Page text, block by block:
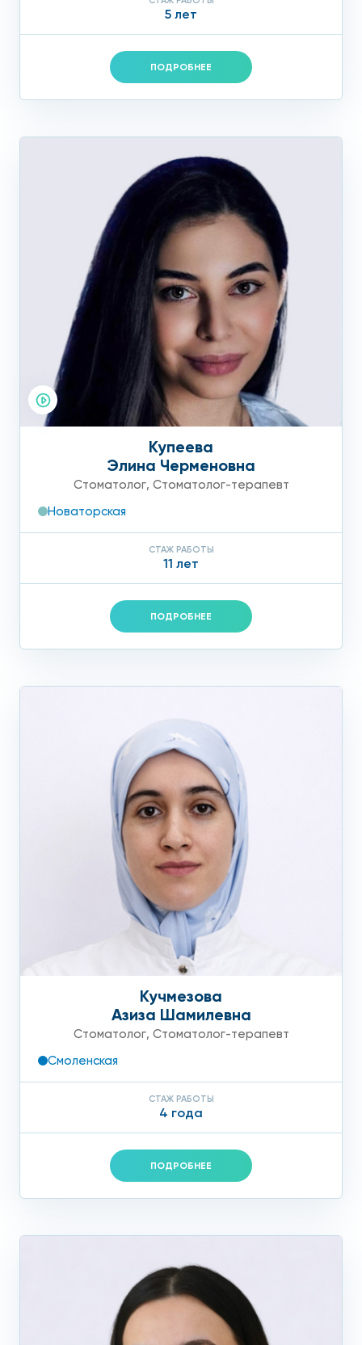
5 лет
ПОДРОБНЕЕ
Купеева
Элина Черменовна
Стоматолог, Стоматолог-терапевт
Новаторская
СТАЖ РАБОТЫ
11 лет
ПОДРОБНЕЕ
Кучмезова
Азиза Шамилевна
Стоматолог, Стоматолог-терапевт
Смоленская
СТАЖ РАБОТЫ
4 года
ПОДРОБНЕЕ